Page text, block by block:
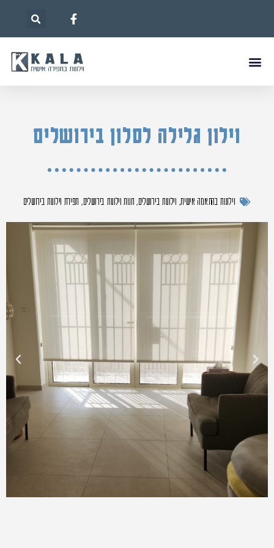
וילון גלילה לסלון בירושלים
וילונות בהתאמה אישית, וילונות בירושלים, חנות וילונות בירושלים, תפירת וילונות בירושלים